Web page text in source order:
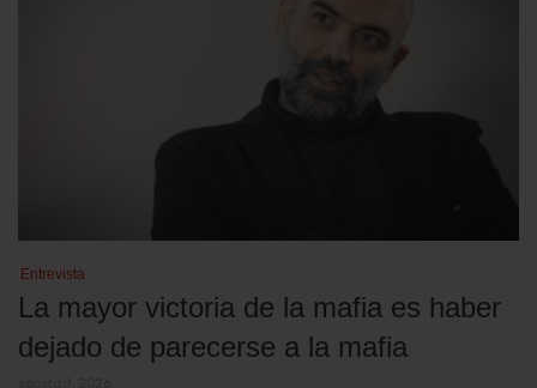
Entrevista
La mayor victoria de la mafia es haber
dejado de parecerse a la mafia